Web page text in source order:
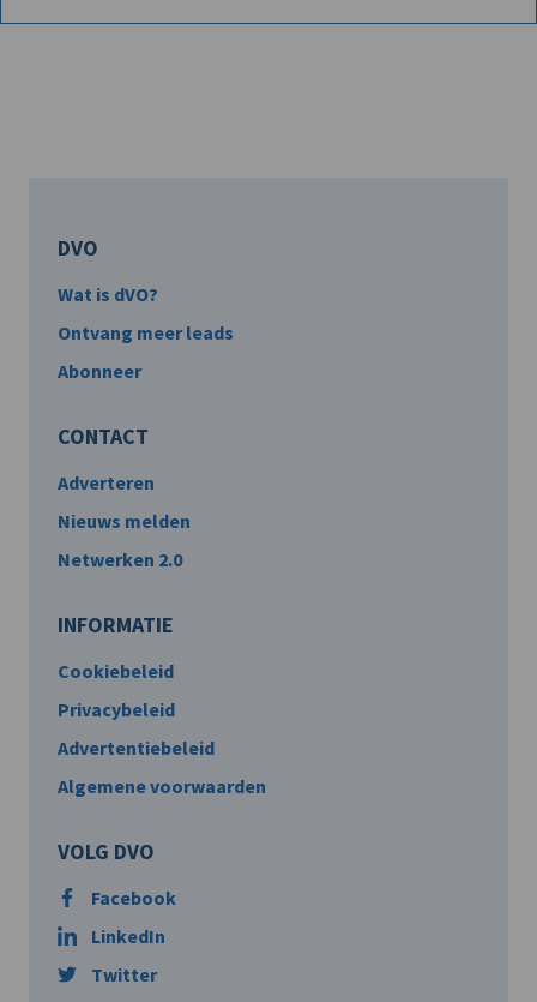
DVO
Wat is dVO?
Ontvang meer leads
Abonneer
CONTACT
Adverteren
Nieuws melden
Netwerken 2.0
INFORMATIE
Cookiebeleid
Privacybeleid
Advertentiebeleid
Algemene voorwaarden
VOLG DVO
Facebook
LinkedIn
Twitter